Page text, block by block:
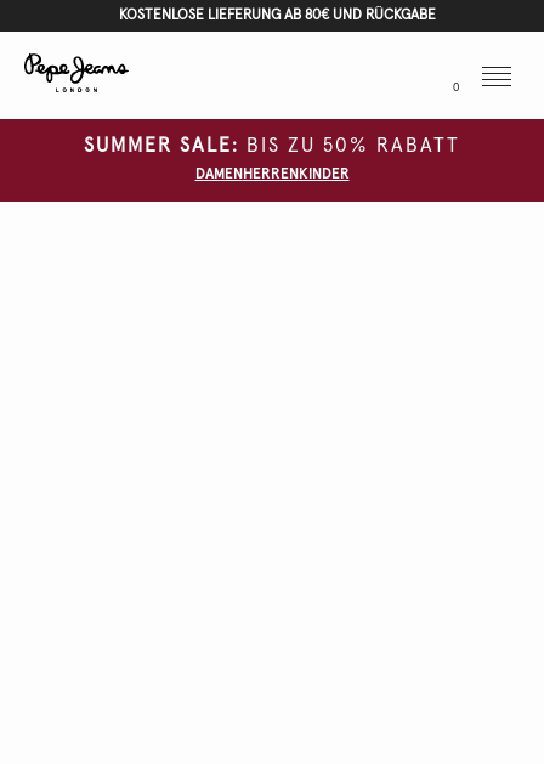
KOSTENLOSE LIEFERUNG AB 80€ UND RÜCKGABE
0
Menu
SUMMER SALE: BIS ZU 50% RABATT
DAMEN HERREN KINDER